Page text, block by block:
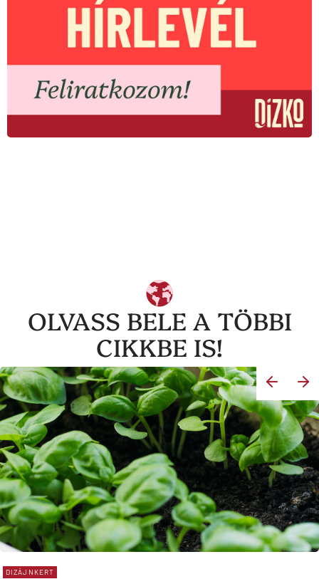
OLVASS BELE A TÖBBI
CIKKBE IS!
DIZÁJNKERT